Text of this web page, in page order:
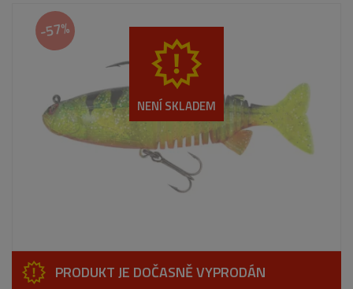
-57%
NENÍ SKLADEM
PRODUKT JE DOČASNĚ VYPRODÁN